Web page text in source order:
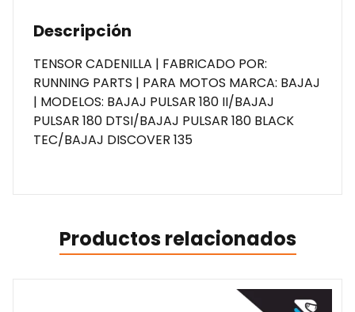
Descripción
TENSOR CADENILLA | FABRICADO POR:
RUNNING PARTS | PARA MOTOS MARCA: BAJAJ
| MODELOS: BAJAJ PULSAR 180 II/BAJAJ
PULSAR 180 DTSI/BAJAJ PULSAR 180 BLACK
TEC/BAJAJ DISCOVER 135
Productos relacionados